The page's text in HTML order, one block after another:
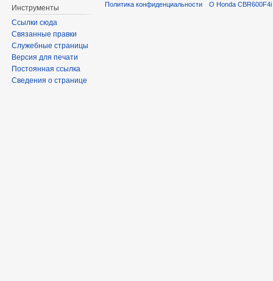
Инструменты
Ссылки сюда
Связанные правки
Служебные страницы
Версия для печати
Постоянная ссылка
Сведения о странице
Политика конфиденциальности О Honda CBR600F4i